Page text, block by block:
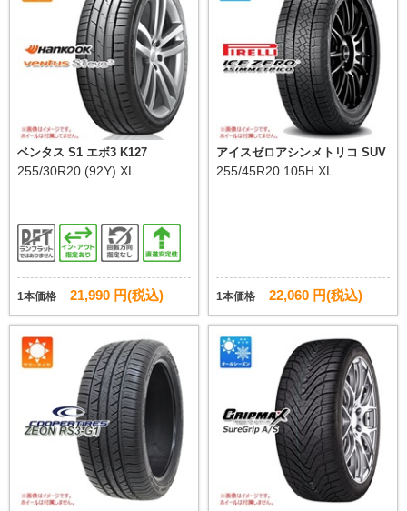
ベンタス S1 エボ3 K127
255/30R20 (92Y) XL
1本価格 21,990 円(税込)
アイスゼロアシンメトリコ SUV
255/45R20 105H XL
1本価格 22,060 円(税込)